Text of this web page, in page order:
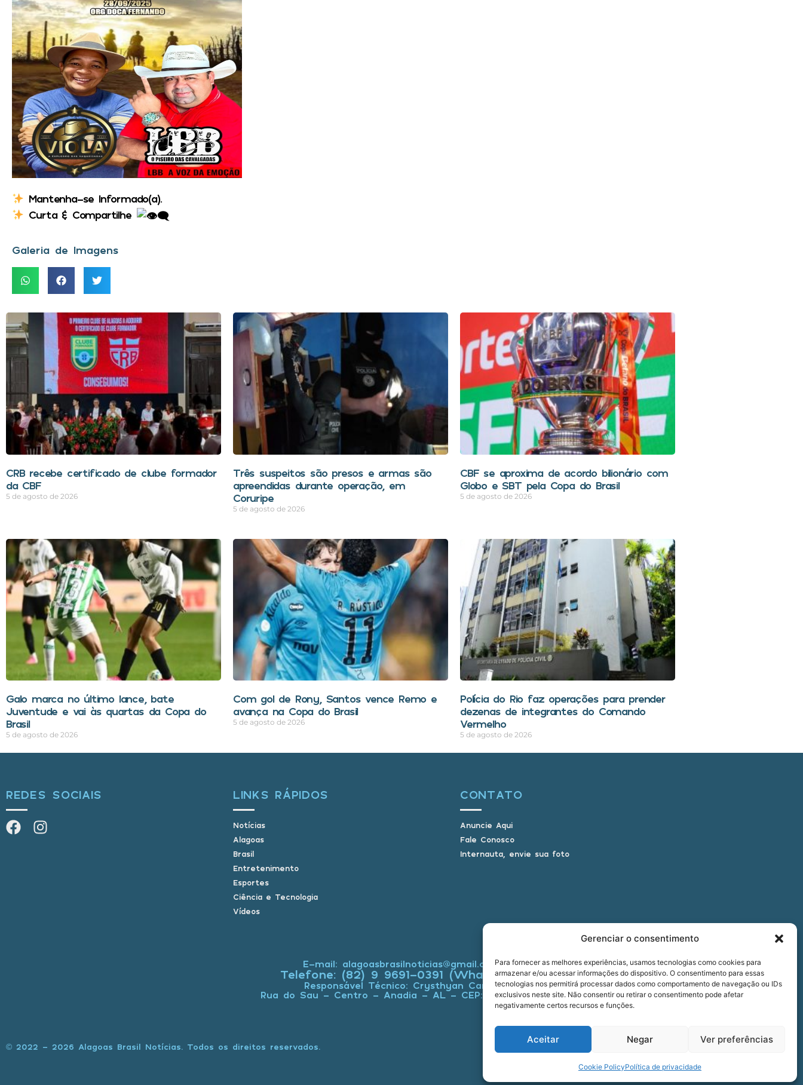
Gerenciar o consentimento
Para fornecer as melhores experiências, usamos tecnologias como cookies para
armazenar e/ou acessar informações do dispositivo. O consentimento para essas
tecnologias nos permitirá processar dados como comportamento de navegação ou IDs
exclusivos neste site. Não consentir ou retirar o consentimento pode afetar
negativamente certos recursos e funções.
Aceitar Negar Ver preferências
Cookie PolicyPolítica de privacidade
Mantenha-se Informado(a).
Curta & Compartilhe
Galeria de Imagens
CRB recebe certificado de clube formador
da CBF
5 de agosto de 2026
Três suspeitos são presos e armas são
apreendidas durante operação, em
Coruripe
5 de agosto de 2026
CBF se aproxima de acordo bilionário com
Globo e SBT pela Copa do Brasil
5 de agosto de 2026
Galo marca no último lance, bate
Juventude e vai às quartas da Copa do
Brasil
5 de agosto de 2026
Com gol de Rony, Santos vence Remo e
avança na Copa do Brasil
5 de agosto de 2026
Polícia do Rio faz operações para prender
dezenas de integrantes do Comando
Vermelho
5 de agosto de 2026
REDES SOCIAIS LINKS RÁPIDOS
Notícias
Alagoas
Brasil
Entretenimento
Esportes
Ciência e Tecnologia
Vídeos
CONTATO
Anuncie Aqui
Fale Conosco
Internauta, envie sua foto
E-mail: alagoasbrasilnoticias@gmail.com
Telefone: (82) 9 9691-0391 (Whatsapp)
Responsável Técnico: Crysthyan Carlos
Rua do Sau - Centro - Anadia - AL - CEP: 57660-000
© 2022 - 2026 Alagoas Brasil Notícias. Todos os direitos reservados. fiveagência